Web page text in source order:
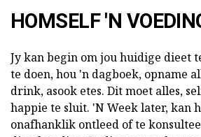
HOMSELF 'N
Jy kan begin om jou huidige dieet
te doen, hou 'n dagboek, opname
drink, asook etes. Dit moet alles,
happie te sluit. 'N Week later, kan
onafhanklik ontleed of te